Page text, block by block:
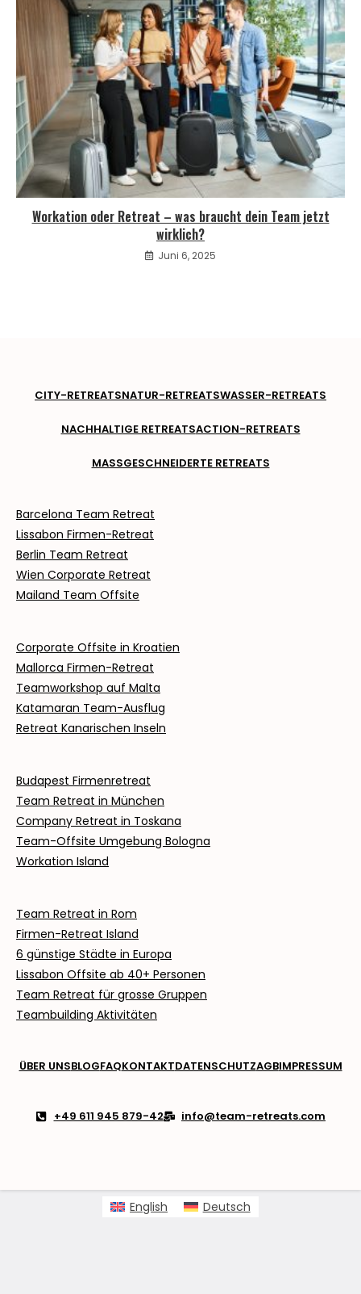
Workation oder Retreat – was braucht dein Team jetzt
wirklich?
Juni 6, 2025
CITY-RETREATSNATUR-RETREATSWASSER-RETREATS
NACHHALTIGE RETREATSACTION-RETREATS
MASSGESCHNEIDERTE RETREATS
Barcelona Team Retreat
Lissabon Firmen-Retreat
Berlin Team Retreat
Wien Corporate Retreat
Mailand Team Offsite
Corporate Offsite in Kroatien
Mallorca Firmen-Retreat
Teamworkshop auf Malta
Katamaran Team-Ausflug
Retreat Kanarischen Inseln
Budapest Firmenretreat
Team Retreat in München
Company Retreat in Toskana
Team-Offsite Umgebung Bologna
Workation Island
Team Retreat in Rom
Firmen-Retreat Island
6 günstige Städte in Europa
Lissabon Offsite ab 40+ Personen
Team Retreat für grosse Gruppen
Teambuilding Aktivitäten
ÜBER UNSBLOGFAQKONTAKTDATENSCHUTZAGBIMPRESSUM
+49 611 945 879-42 info@team-retreats.com
English Deutsch